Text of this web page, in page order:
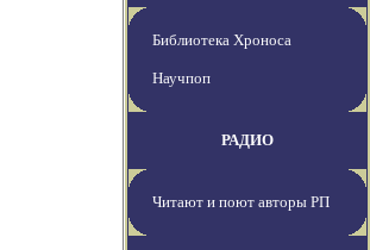
Библиотека Хроноса
Научпоп
РАДИО
Читают и поют авторы РП